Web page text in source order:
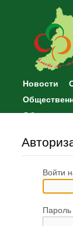
Новости
Войти
Пароль